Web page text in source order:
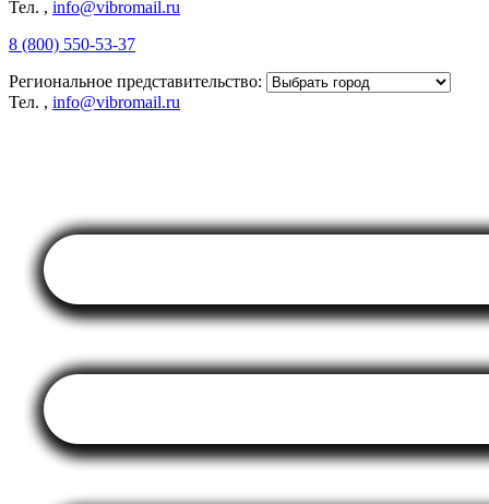
Тел. , info@vibromail.ru
8 (800) 550-53-37
Региональное представительство:
Тел. , info@vibromail.ru